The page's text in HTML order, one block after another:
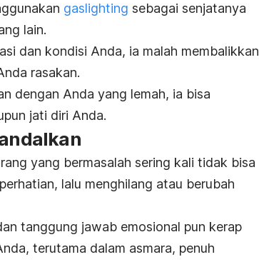
gaslighting sebagai senjatanya
lain.
dan kondisi Anda, ia malah membalikkan
rasakan.
dengan Anda yang lemah, ia bisa
jati diri Anda.
yang bermasalah sering kali tidak bisa
lalu menghilang atau berubah
tanggung jawab emosional pun kerap
terutama dalam asmara, penuh